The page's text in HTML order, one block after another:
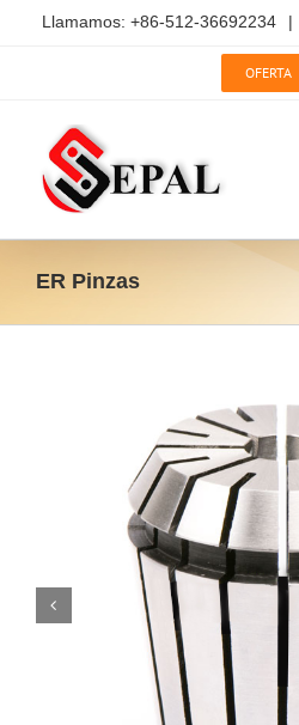
Llamamos: +86-512-36692234 |
OFERTA
ER Pinzas
